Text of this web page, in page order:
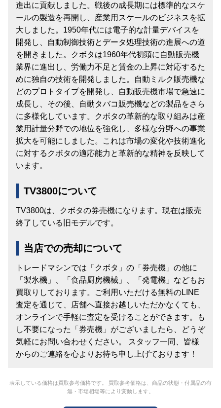
進出に貢献しました。戦後の成長期には標準的なスケ
ールの製造を再開し、産業用スケールのビジネスを拡
大しました。1950年代には電子的な計量デバイスを
開発し、自動制御技術とデータ処理技術の進展への道
を開きました。クボタは1960年代初頭に自動販売機
業界に進出し、労働力不足と賃金の上昇に対応するた
めに独自の技術を開発しました。自動ミルク販売機な
どのプロトタイプを開発し、自動販売機市場で急速に
成長し、その後、自動タバコ販売機などの製品をさら
に多様化しています。クボタの革新的な取り組みは産
業用計量分野での地位を強化し、多様な分野への事業
拡大を可能にしました。これは市場の変化や技術進化
に対するクボタの適応能力と革新的な精神を反映して
います。
TV3800について
TV3800は、クボタの券売機になります。現在は販売
終了している旧モデルです。
当店での売却について
トレードマシンでは「クボタ」の「券売機」の他に
「製氷機」、「食品厨房機械」、「発電機」などもお
買取りしております。ご利用いただける無料のLINE
査定を通じて、店舗へ直接お越しいただかなくても、
オンラインで手軽に査定を受けることができます。も
し不要になった「券売機」がございましたら、どうぞ
気軽にお問い合わせください。 スタッフ一同、皆様
からのご連絡を心よりお待ち申し上げております！
表示している価格は買取参考価格です。 買取参考価格は、商品の状態・付属品の有
無・市場相場等により変動します。